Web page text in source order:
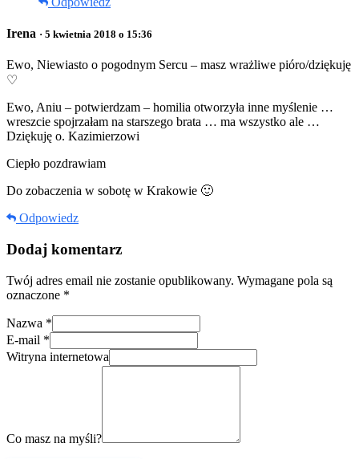
Irena · 5 kwietnia 2018 o 15:36
Ewo, Niewiasto o pogodnym Sercu – masz wrażliwe pióro/dziękuję
♡
Ewo, Aniu – potwierdzam – homilia otworzyła inne myślenie …
wreszcie spojrzałam na starszego brata … ma wszystko ale …
Dziękuję o. Kazimierzowi
Ciepło pozdrawiam
Do zobaczenia w sobotę w Krakowie 🙂
Odpowiedz
Dodaj komentarz
Twój adres email nie zostanie opublikowany. Wymagane pola są
oznaczone *
Nazwa *
E-mail *
Witryna internetowa
Co masz na myśli?